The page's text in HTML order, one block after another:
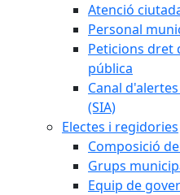
Atenció
Personal
Peticions dret
pública
Canal
(SIA)
Electes i regidories
Composició
Grups
Equip de